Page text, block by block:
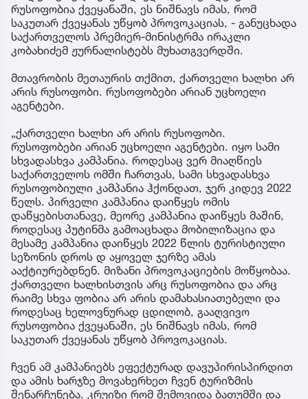
რუსოფობია ქვეყანაში, ეს ნიშნავს იმას, რომ
საკუთარ ქვეყანას უწყობ პროვოკაციას, - განუცხადა
საქართველოს პრემიერ-მინისტრმა ირაკლი
კობახიძემ ჟურნალისტებს მუხათგვერდში.
მთავრობის მეთაურის თქმით, ქართველი ხალხი არ
არის რუსოფობი. რუსოფობები არიან უცხოელი
აგენტები.
„ქართველი ხალხი არ არის რუსოფობი.
რუსოფობები არიან უცხოელი აგენტები. იყო სამი
სხვადასხვა კამპანია. როდესაც ვერ მიაღწიეს
საქართველოს ომში ჩართვას, სამი სხვადასხვა
რუსოფობიული კამპანია ჰქონდათ, ჯერ კიდევ 2022
წელს. პირველი კამპანია დაიწყეს ომის
დაწყებისთანავე, მეორე კამპანია დაიწყეს მაშინ,
როდესაც პუტინმა გამოაცხადა მობილიზაცია და
მესამე კამპანია დაიწყეს 2022 წლის ტურისტიული
სეზონის დროს დ აყოველ ჯერზე ამას
ააქტიურებდნენ. მიზანი პროვოკაციების მოწყობაა.
ქართველი ხალხისთვის არც რუსოფობია და არც
რაიმე სხვა ფობია არ არის დამახასიათებელი და
როდესაც ხელოვნურად ცდილობ, გააღვივო
რუსოფობია ქვეყანაში, ეს ნიშნავს იმას, რომ
საკუთარ ქვეყანას უწყობ პროვოკაციას.
ჩვენ ამ კამპანიებს ეფექტურად დავუპირისპირდით
და ამის ხარჯზე მოვახერხეთ ჩვენ ტურიზმის
შენარჩუნება. კრუიზი რომ შემოვიდა ბათუმში და